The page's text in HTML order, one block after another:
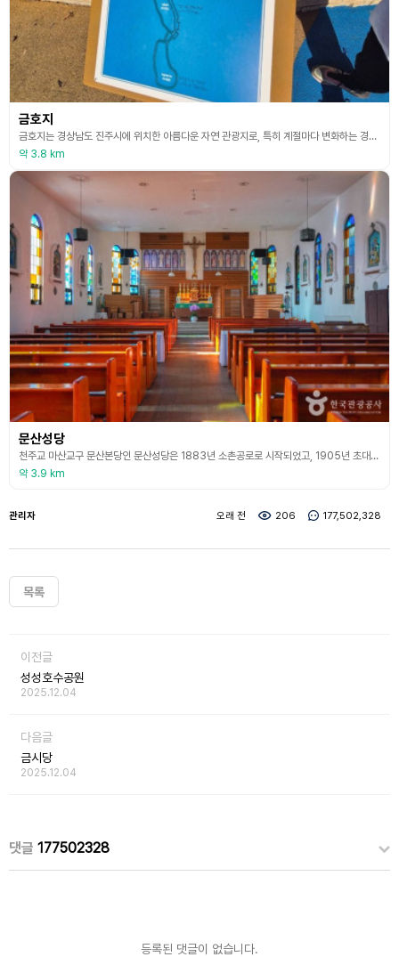
금호지
금호지는 경상남도 진주시에 위치한 아름다운 자연 관광지로, 특히 계절마다 변화하는 경치가 아름답기로 유명하다. 금호지는 호수와 주변 산림이 어우러진 풍경이 특징으로, 사계절 내내 다양한 레크리에이션 활동을 즐길 수 있는 곳이다. 봄과 여름에는 녹음이 짙어져 시원한 자연 속에서 산책을 즐기거나, 가벼운 트레킹을 할 수 있으며, 가을에는 단풍으로 물든 풍경을 감상할 수 있다. 또한, 금호지 주변에는 피크닉 공간이 마련되어 있어 가족 단위나 친구들과 함께 방
약 3.8 km
문산성당
천주교 마산교구 문산본당인 문산성당은 1883년 소촌공로로 시작되었고, 1905년 초대 권 줄리앙 신부가 부임하여 본당으로 승격되었다. 1923년 한옥 양식의 새 성당이 신축되었고, 1937년 고딕 양식의 성당이 건축되어 현재까지 본당으로 사용되고 있다. 문산성당은 140년의 역사를 가진 성당이며, 성당 안에는 두동의 본당이 자리 잡고 있으며, 한옥과 고딕 양식 두 본당 모두 등록문화재로 지정된 문화유산이며, 성당 내 정원도 관리가 잘되어 있어 탐방하기
약 3.9 km
관리자 오래 전 206 177,502,328
목록
이전글
성성호수공원
2025.12.04
다음글
금시당
2025.12.04
댓글 177502328
등록된 댓글이 없습니다.